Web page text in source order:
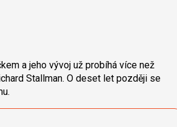
a jeho vývoj už probíhá více než
Stallman. O deset let později se